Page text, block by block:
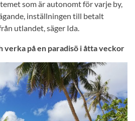
som är autonomt för varje by,
inställningen till betalt
utlandet, säger Ida.
verka på en paradisö i åtta veckor